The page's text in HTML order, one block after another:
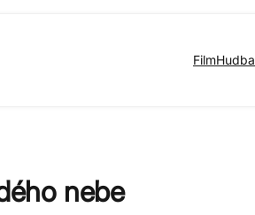
FilmHudba
nebe